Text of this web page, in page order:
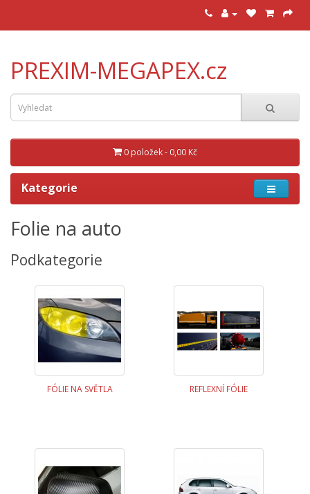
PREXIM-MEGAPEX.cz
0 položek - 0,00 Kč
Kategorie
Folie na auto
Podkategorie
FÓLIE NA SVĚTLA REFLEXNÍ FÓLIE